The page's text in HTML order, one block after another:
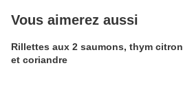
Vous aimerez aussi
Rillettes aux 2 saumons, thym citron
et coriandre